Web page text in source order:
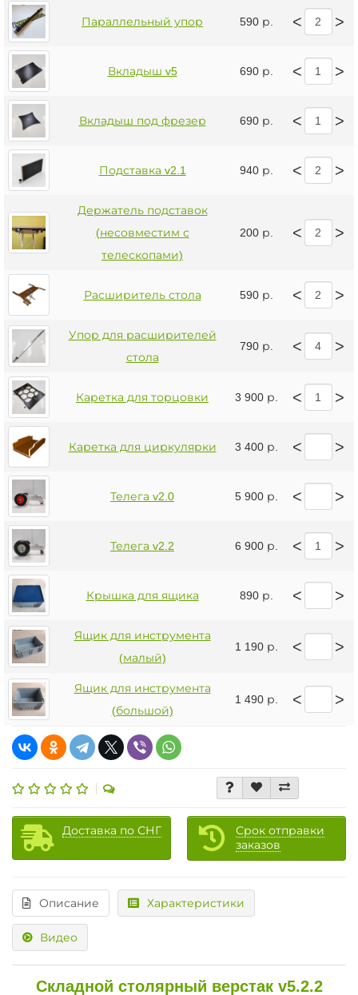
Параллельный упор 590 р. < >
Вкладыш v5 690 р. < >
Вкладыш под фрезер 690 р. < >
Подставка v2.1 940 р. < >
Держатель подставок
(несовместим с
телескопами)
200 р. < >
Расширитель стола 590 р. < >
Упор для расширителей
стола
790 р. < >
Каретка для торцовки 3 900 р. < >
Каретка для циркулярки 3 400 р. < >
Телега v2.0 5 900 р. < >
Телега v2.2 6 900 р. < >
Крышка для ящика 890 р. < >
Ящик для инструмента
(малый)
1 190 р. < >
Ящик для инструмента
(большой)
1 490 р. < >
Доставка по СНГ
Срок отправки
заказов
Описание Характеристики
Видео
Складной столярный верстак v5.2.2